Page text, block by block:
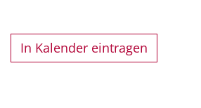
In Kalender eintragen